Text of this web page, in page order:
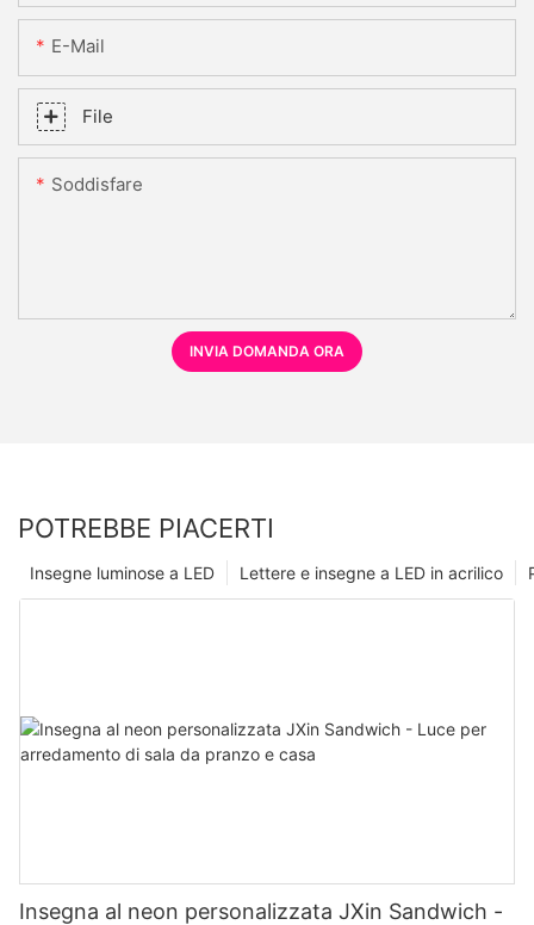
E-Mail
File
Soddisfare
INVIA DOMANDA ORA
POTREBBE PIACERTI
Lettere e insegne a LED in acrilico
Insegne luminose a LED
Insegna al neon personalizzata JXin Sandwich -